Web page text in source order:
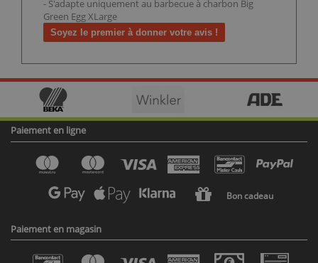
- S'adapte uniquement au barbecue à charbon Big
Green Egg XLarge
Soyez le premier à donner votre avis !
Paiement en ligne
Bon cadeau
Paiement en magasin